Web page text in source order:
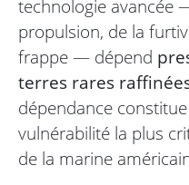
technologie avancée
propulsion, de la
frappe — dépend
terres rares
dépendance
vulnérabilité la plus
de la marine